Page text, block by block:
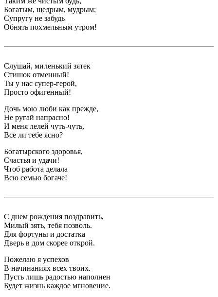
Богатым, щедрым, мудрым;
Супругу не забудь
Обнять похмельным утром!
Слушай, миленький зятек
Стишок отменный!
Ты у нас супер-герой,
Просто офигенный!
Дочь мою люби как прежде,
Не ругай напрасно!
И меня лелей чуть-чуть,
Все ли тебе ясно?
Богатырского здоровья,
Счастья и удачи!
Чтоб работа делала
Всю семью богаче!
С днем рождения поздравить,
Милый зять, тебя позволь.
Для фортуны и достатка
Дверь в дом скорее открой.
Пожелаю я успехов
В начинаниях всех твоих.
Пусть лишь радостью наполнен
Будет жизнь каждое мгновение.